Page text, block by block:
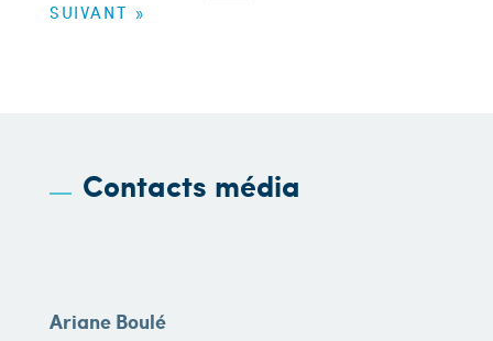
SUIVANT »
Contacts média
Ariane Boulé